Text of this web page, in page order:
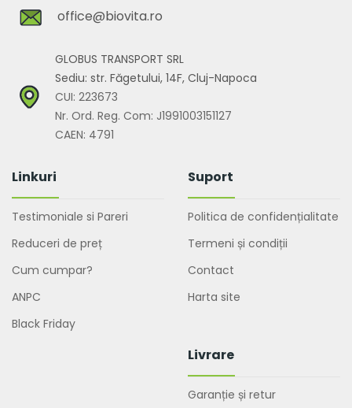
office@biovita.ro
GLOBUS TRANSPORT SRL
Sediu: str. Făgetului, 14F, Cluj-Napoca
CUI: 223673
Nr. Ord. Reg. Com: J1991003151127
CAEN: 4791
Linkuri
Testimoniale si Pareri
Reduceri de preț
Cum cumpar?
ANPC
Black Friday
Suport
Politica de confidențialitate
Termeni și condiții
Contact
Harta site
Livrare
Garanție și retur